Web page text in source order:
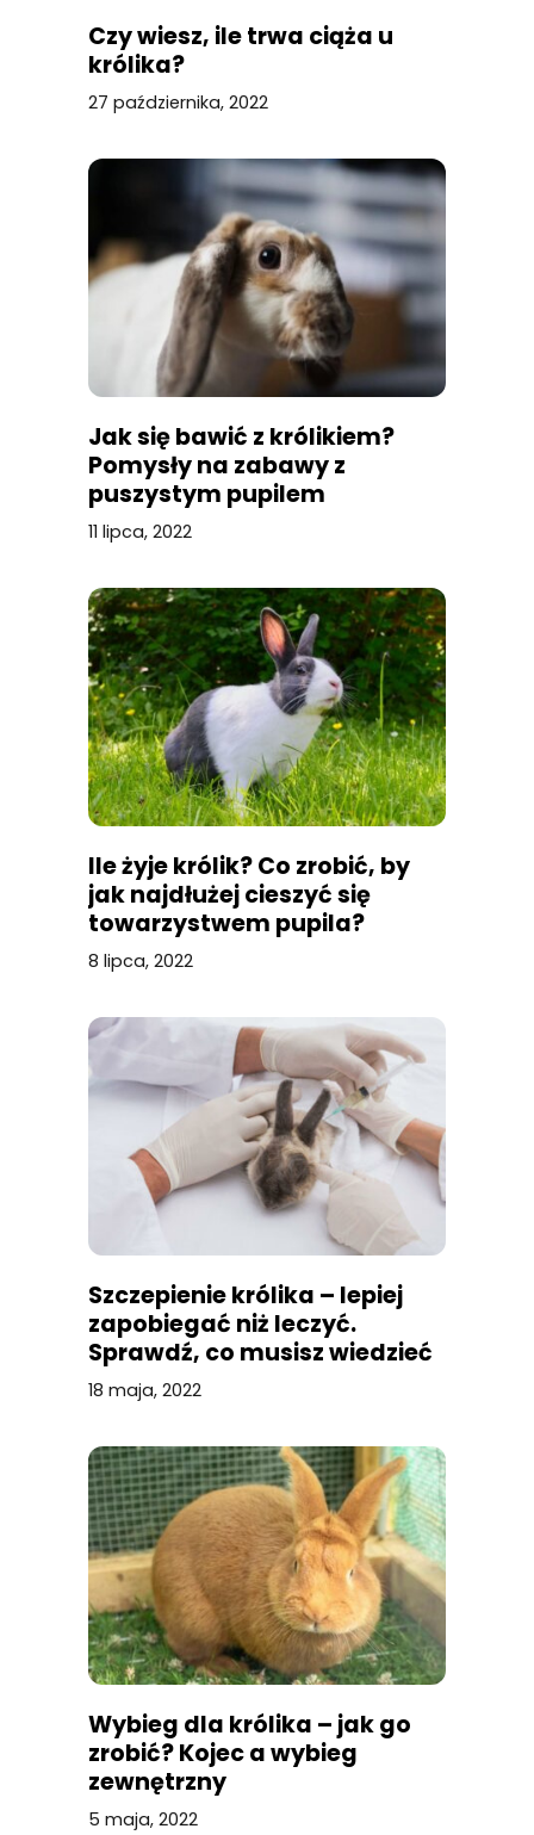
Czy wiesz, ile trwa ciąża u
królika?
27 października, 2022
Jak się bawić z królikiem?
Pomysły na zabawy z
puszystym pupilem
11 lipca, 2022
Ile żyje królik? Co zrobić, by
jak najdłużej cieszyć się
towarzystwem pupila?
8 lipca, 2022
Szczepienie królika – lepiej
zapobiegać niż leczyć.
Sprawdź, co musisz wiedzieć
o szczepionce dla twojego
pupila!
18 maja, 2022
Wybieg dla królika – jak go
zrobić? Kojec a wybieg
zewnętrzny
5 maja, 2022